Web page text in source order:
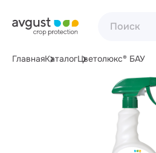
ГлавнаяКаталогЦветолюкс® БАУ